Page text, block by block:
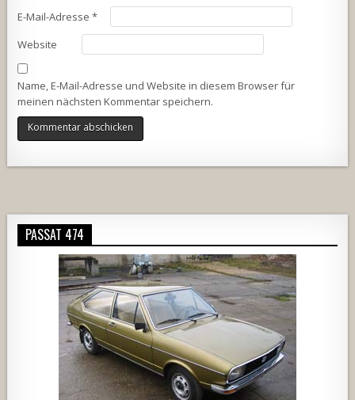
E-Mail-Adresse*
Website
Name, E-Mail-Adresse und Website in diesem Browser für
meinen nächsten Kommentar speichern.
PASSAT 474